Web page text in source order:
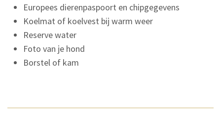
Europees dierenpaspoort en chipgegevens
Koelmat of koelvest bij warm weer
Reserve water
Foto van je hond
Borstel of kam